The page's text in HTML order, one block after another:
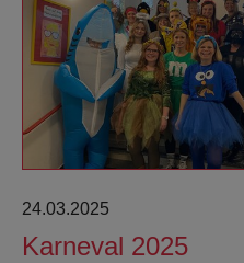
24.03.2025
Karneval 2025